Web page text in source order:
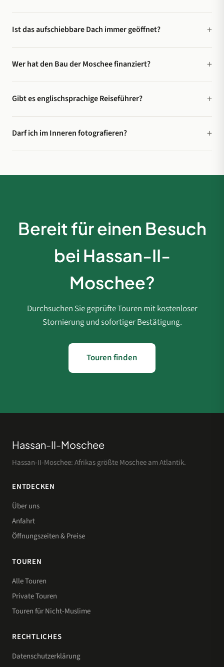
Ist das aufschiebbare Dach immer geöffnet?
Wer hat den Bau der Moschee finanziert?
Gibt es englischsprachige Reiseführer?
Darf ich im Inneren fotografieren?
Bereit für einen Besuch
bei Hassan-II-
Moschee?
Durchsuchen Sie geprüfte Touren mit kostenloser
Stornierung und sofortiger Bestätigung.
Touren finden
Hassan-II-Moschee
Hassan-II-Moschee: Afrikas größte Moschee am Atlantik.
ENTDECKEN
Über uns
Anfahrt
Öffnungszeiten & Preise
TOUREN
Alle Touren
Private Touren
Touren für Nicht-Muslime
RECHTLICHES
Datenschutzerklärung